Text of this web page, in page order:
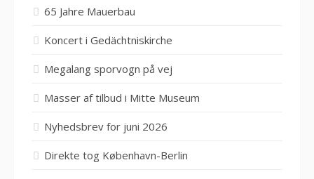
65 Jahre Mauerbau
Koncert i Gedächtniskirche
Megalang sporvogn på vej
Masser af tilbud i Mitte Museum
Nyhedsbrev for juni 2026
Direkte tog København-Berlin